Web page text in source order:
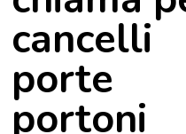
cancelli
porte
portoni